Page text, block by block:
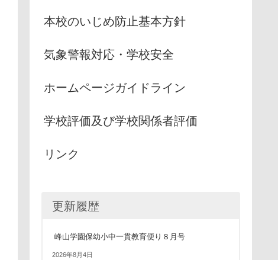
本校のいじめ防止基本方針
気象警報対応・学校安全
ホームページガイドライン
学校評価及び学校関係者評価
リンク
更新履歴
峰山学園保幼小中一貫教育便り８月号
2026年8月4日